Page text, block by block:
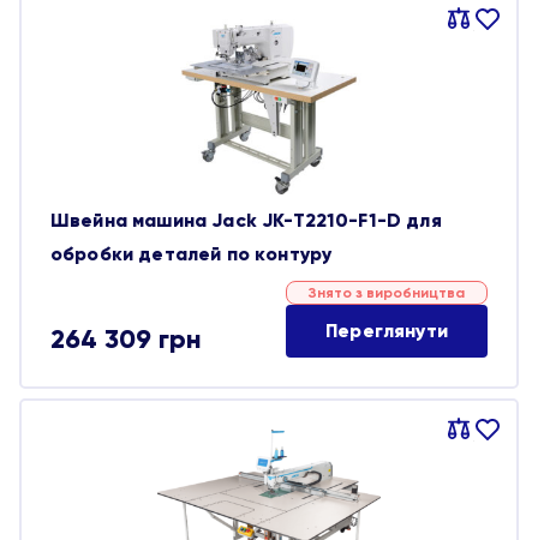
Порівняти
В
Швейна машина Jack JK-T2210-F1-D для
обробки деталей по контуру
264 309 грн
Знято з виробництва
Переглянути
Порівняти
В